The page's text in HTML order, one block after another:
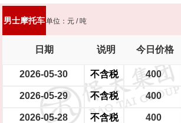
男士摩托车单位：元 / 吨
日期 说明 今日价格
2026-05-30 不含税 400
2026-05-29 不含税 400
2026-05-28 不含税 400